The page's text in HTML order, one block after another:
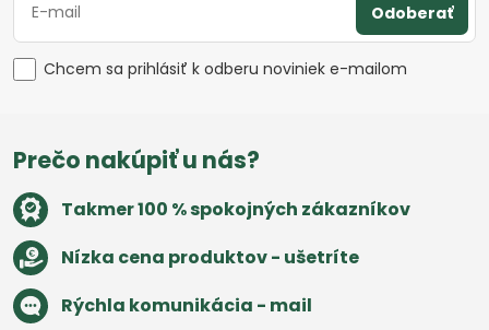
Odoberať
Chcem sa prihlásiť k odberu noviniek e-mailom
Prečo nakúpiť u nás?
Takmer 100 % spokojných zákazníkov
Nízka cena produktov - ušetríte
Rýchla komunikácia - mail